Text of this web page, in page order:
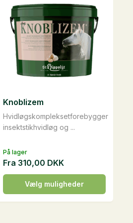
På lager
Hvidløgskompleksetforebygger
insektstikhvidløg og ...
Knoblizem
Fra 310,00 DKK
Vælg muligheder
Dette
vare
har
vare
varianter.
Mulighederne
på